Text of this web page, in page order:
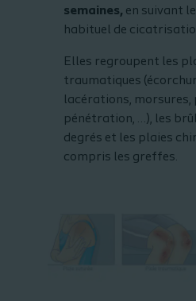
semaines, en suivant
habituel de
Elles regroupent les
traumatiques
lacérations, morsures,
pénétration, …), les
degrés et les plaies
compris les greffes.